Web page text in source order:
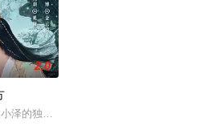
微热，还听见自己加速的心跳声……
，却渴望寻求强国之路。他毅然弃政从
人诬陷私通的世家名媛小姐傅庭芸，
2.0
泽的独家连载漫画《吾凰在上》。